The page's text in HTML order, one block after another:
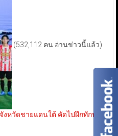
(532,112 คน อ่านข่าวนี้แล้ว)
หวัดชายแดนใต้ คัดไปฝึกทักษะ